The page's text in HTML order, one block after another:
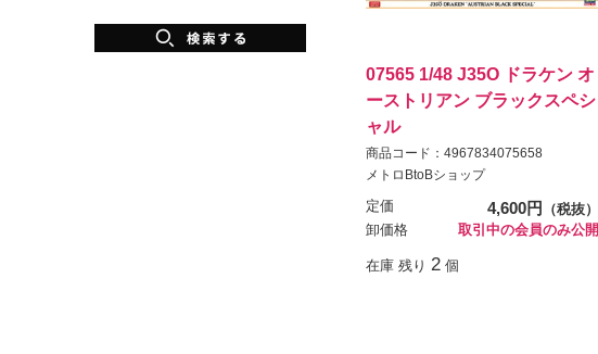
07565 1/48 J35O ドラケン オ
ーストリアン ブラックスペシ
ャル
商品コード：4967834075658
メトロBtoBショップ
定価 4,600円
（税抜）
卸価格
取引中の会員のみ公開
在庫 残り 2 個